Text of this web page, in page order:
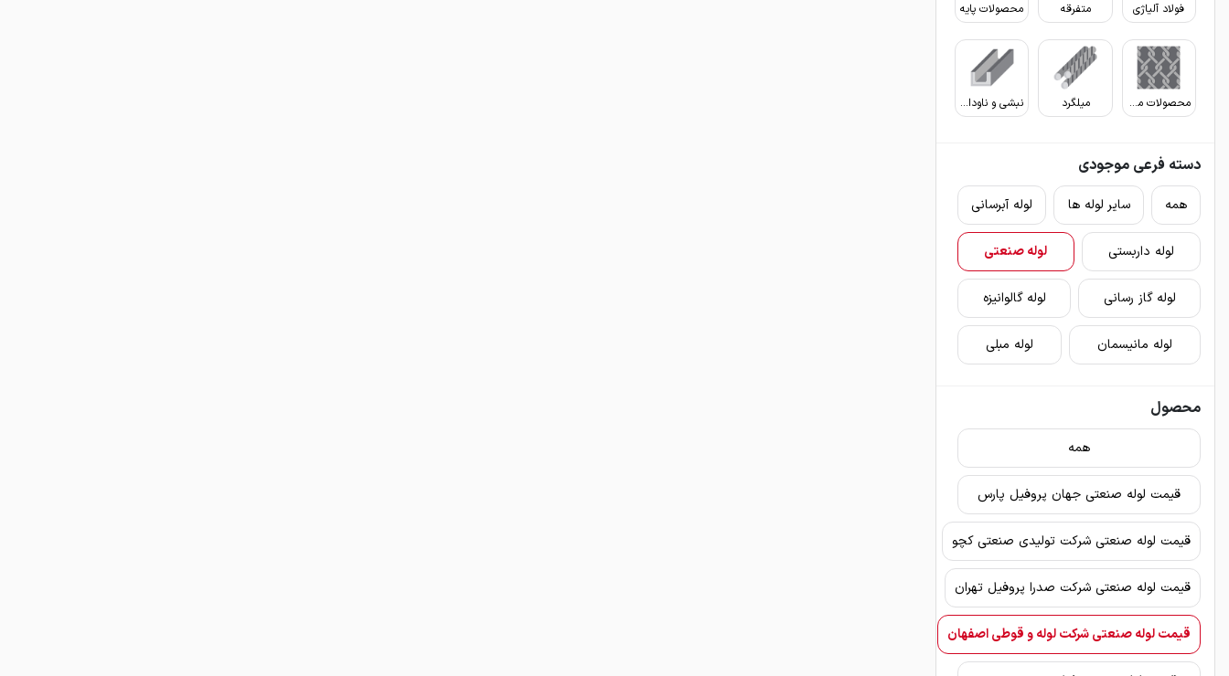
فولاد آلیاژی متفرقه محصولات پایه
محصولات مفتولی میلگرد نبشی و ناودانی
دسته فرعی موجودی
همه سایر لوله ها لوله آبرسانی
لوله داربستی لوله صنعتی
لوله گاز رسانی لوله گالوانیزه
لوله مانیسمان لوله مبلی
محصول
همه
قیمت لوله صنعتی جهان پروفیل پارس
قیمت لوله صنعتی شرکت تولیدی صنعتی کچو
قیمت لوله صنعتی شرکت صدرا پروفیل تهران
قیمت لوله صنعتی شرکت لوله و قوطی اصفهان